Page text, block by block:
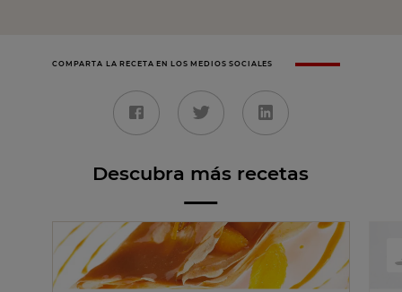
COMPARTA LA RECETA EN LOS MEDIOS SOCIALES
Descubra más recetas